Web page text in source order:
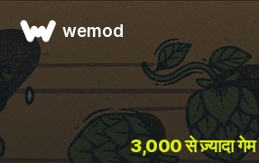
wemod
3,000 से ज़्यादा